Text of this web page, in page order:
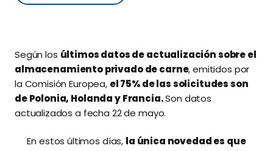
Según los últimos datos de actualización sobre el
almacenamiento privado de carne, emitidos por
la Comisión Europea, el 75% de las solicitudes son
de Polonia, Holanda y Francia.Son datos
actualizados a fecha 22 de mayo.
En estos últimos días, la única novedad es que